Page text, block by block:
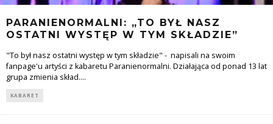
PARANIENORMALNI: „TO BYŁ NASZ
OSTATNI WYSTĘP W TYM SKŁADZIE”
"To był nasz ostatni występ w tym składzie" - napisali na swoim
fanpage'u artyści z kabaretu Paranienormalni. Działająca od ponad 13 lat
grupa zmienia skład....
KABARET